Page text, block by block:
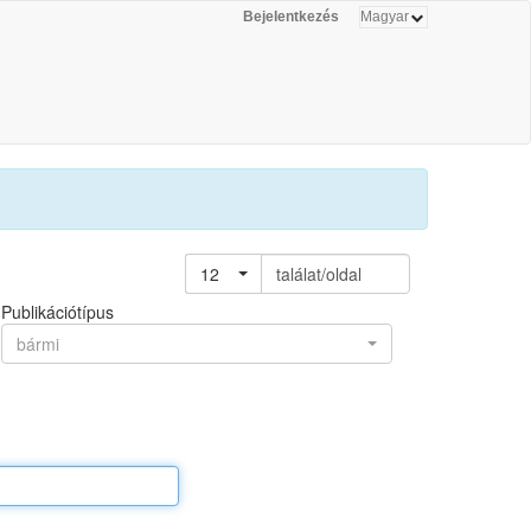
Bejelentkezés
12
találat/oldal
Publikációtípus
bármi